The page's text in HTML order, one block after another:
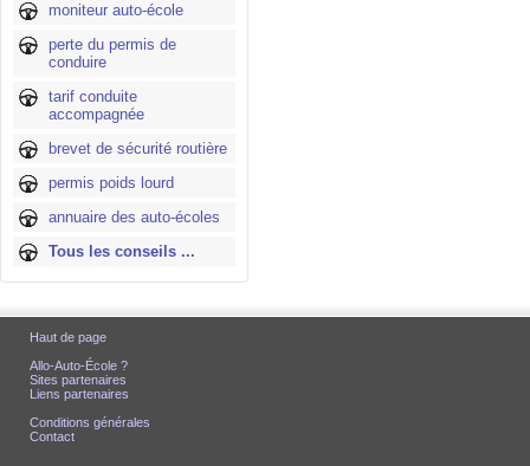
moniteur auto-école
perte du permis de
conduire
tarif conduite
accompagnée
brevet de sécurité routière
permis poids lourd
annuaire des auto-écoles
Tous les conseils ...
Haut de page
Allo-Auto-École ?
Sites partenaires
Liens partenaires
Conditions générales
Contact